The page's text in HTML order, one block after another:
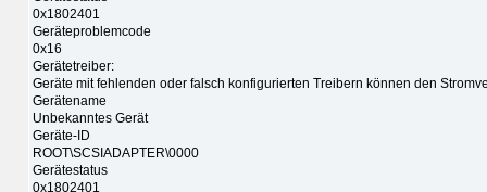
0x1802401
Geräteproblemcode
0x16
Gerätetreiber:
Geräte mit fehlenden oder falsch konfigurierten Treibern können den
Gerätename
Unbekanntes Gerät
Geräte-ID
ROOT\SCSIADAPTER\0000
Gerätestatus
0x1802401